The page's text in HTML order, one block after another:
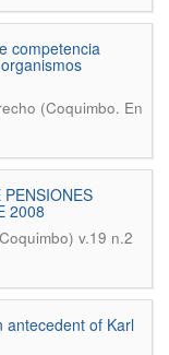
competencia
(Coquimbo. En
2008
v.19 n.2
antecedent of Karl